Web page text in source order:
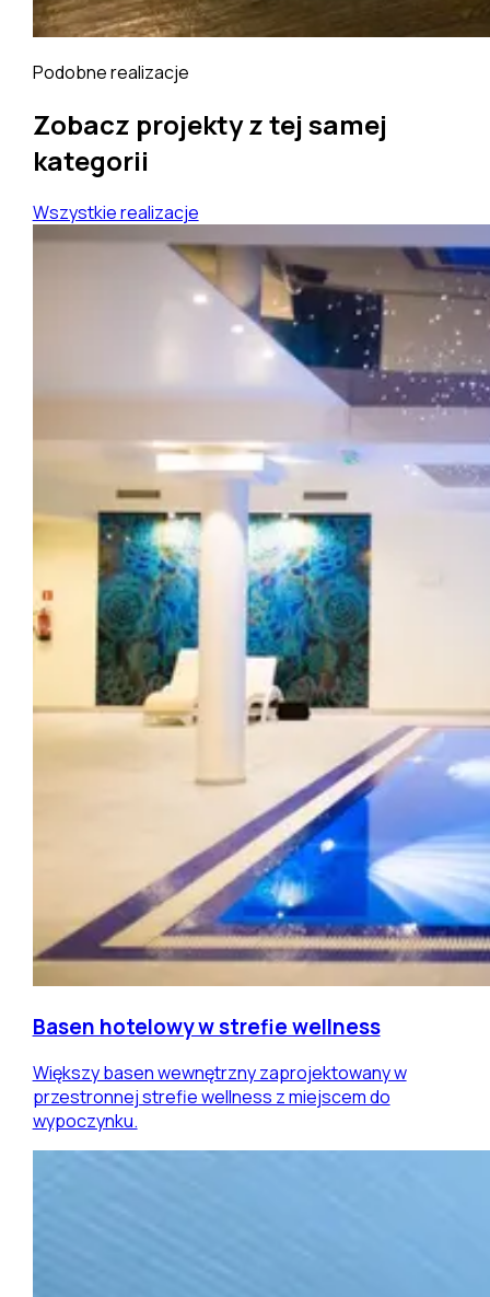
Podobne realizacje
Zobacz projekty z tej samej
kategorii
Wszystkie realizacje
Basen hotelowy w strefie wellness
Większy basen wewnętrzny zaprojektowany w
przestronnej strefie wellness z miejscem do
wypoczynku.